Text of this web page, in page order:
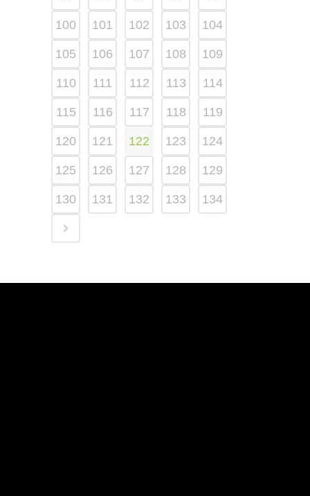
100 101 102 103 104
105 106 107 108 109
110 111 112 113 114
115 116 117 118 119
120 121 122 123 124
125 126 127 128 129
130 131 132 133 134